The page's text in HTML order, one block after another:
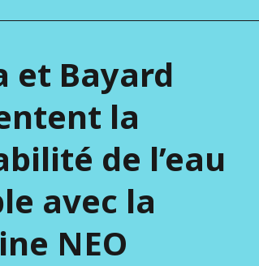
et Bayard
la
de l’eau
avec la
NEO